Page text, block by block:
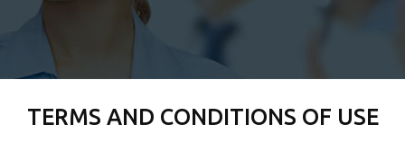
TERMS AND CONDITIONS OF USE